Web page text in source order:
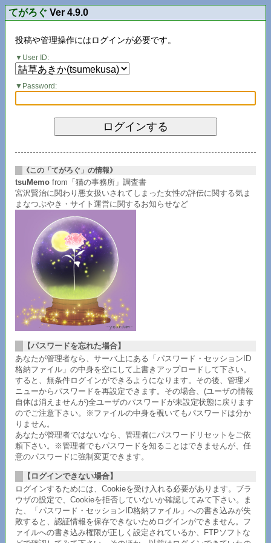
てがろぐ Ver 4.9.0
投稿や管理操作にはログインが必要です。
User ID:
Password:
《この「てがろぐ」の情報》
tsuMemo from「猫の事務所」調査書
宮沢賢治に関わり悪女扱いされてしまった女性の評伝に関する気ま
まなつぶやき・サイト運営に関するお知らせなど
【パスワードを忘れた場合】
あなたが管理者なら、サーバ上にある「パスワード・セッションID
格納ファイル」の中身を空にして上書きアップロードして下さい。
すると、無条件ログインができるようになります。その後、管理メ
ニューからパスワードを再設定できます。その場合、(ユーザの情報
自体は消えませんが)全ユーザのパスワードが未設定状態に戻ります
のでご注意下さい。※ファイルの中身を覗いてもパスワードは分か
りません。
あなたが管理者ではないなら、管理者にパスワードリセットをご依
頼下さい。※管理者でもパスワードを知ることはできませんが、任
意のパスワードに強制変更できます。
【ログインできない場合】
ログインするためには、Cookieを受け入れる必要があります。ブラ
ウザの設定で、Cookieを拒否していないか確認してみて下さい。ま
た、「パスワード・セッションID格納ファイル」への書き込みが失
敗すると、認証情報を保存できないためログインができません。フ
ァイルへの書き込み権限が正しく設定されているか、FTPソフトな